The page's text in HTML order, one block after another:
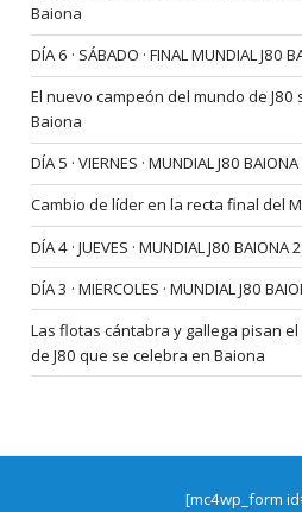
Baiona
DÍA 6 · SÁBADO · FINAL MUNDIAL J80
El nuevo campeón del mundo de
Baiona
DÍA 5 · VIERNES · MUNDIAL J80
Cambio de líder en la recta final del
DÍA 4 · JUEVES · MUNDIAL J80 BAIONA
DÍA 3 · MIERCOLES · MUNDIAL J80
Las flotas cántabra y gallega pisan
de J80 que se celebra en Baiona
[mc4wp_form